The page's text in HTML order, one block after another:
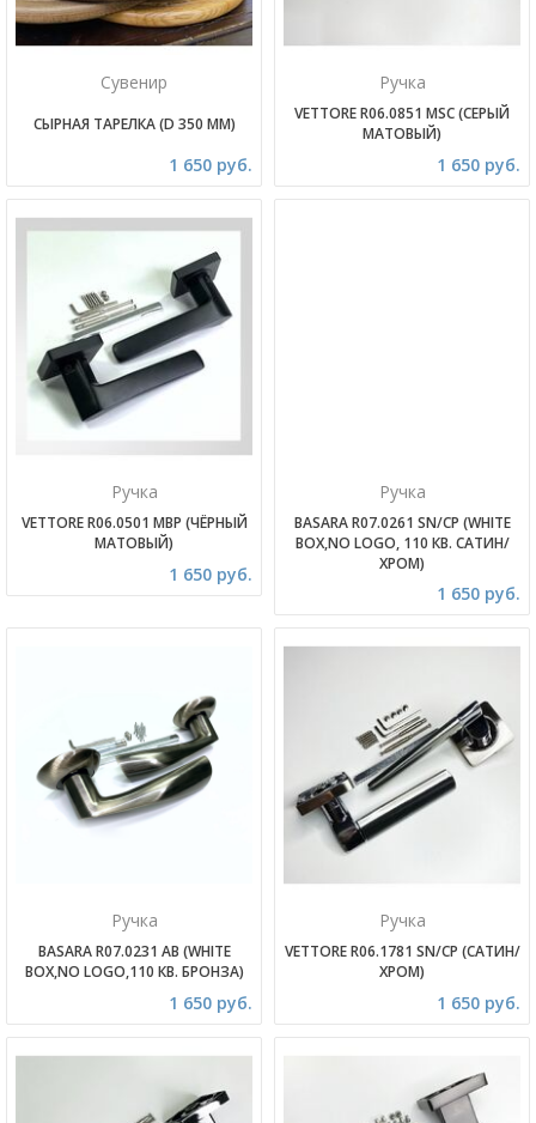
Сувенир
СЫРНАЯ ТАРЕЛКА (D 350 ММ)
1 650 руб.
Ручка
VETTORE R06.0851 MSC (СЕРЫЙ
МАТОВЫЙ)
1 650 руб.
Ручка
VETTORE R06.0501 MBP (ЧЁРНЫЙ
МАТОВЫЙ)
1 650 руб.
Ручка
BASARA R07.0261 SN/CP (WHITE
BOX,NO LOGO, 110 КВ. САТИН/
ХРОМ)
1 650 руб.
Ручка
BASARA R07.0231 AB (WHITE
BOX,NO LOGO,110 КВ. БРОНЗА)
1 650 руб.
Ручка
VETTORE R06.1781 SN/CP (САТИН/
ХРОМ)
1 650 руб.